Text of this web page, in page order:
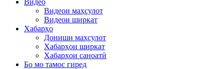
Видео
Видеои маҳсулот
Видеои ширкат
Хабарҳо
Дониши маҳсулот
Хабарҳои ширкат
Хабарҳои саноатӣ
Бо мо тамос гиред